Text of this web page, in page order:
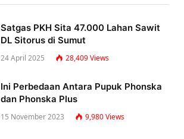
Satgas PKH Sita 47.000 Lahan Sawit
DL Sitorus di Sumut
24 April 2025 28,409Views
Ini Perbedaan Antara Pupuk Phonska
dan Phonska Plus
15 November 2023 9,980Views